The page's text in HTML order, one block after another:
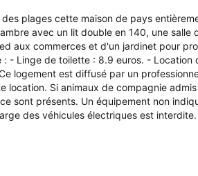
plages cette maison de pays
avec un lit double en 140, une
aux commerces et d'un jardinet pour
- Linge de toilette : 8.9 euros. -
logement est diffusé par un
Si animaux de compagnie
sont présents. Un équipement non
des véhicules électriques est interdite.